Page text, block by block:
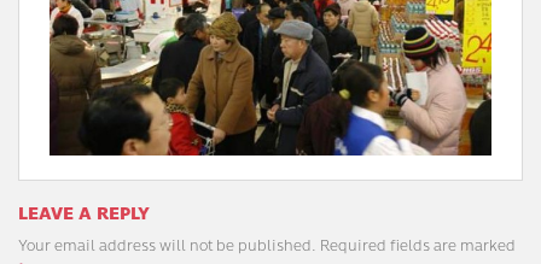
LEAVE A REPLY
Your email address will not be published. Required fields are marked